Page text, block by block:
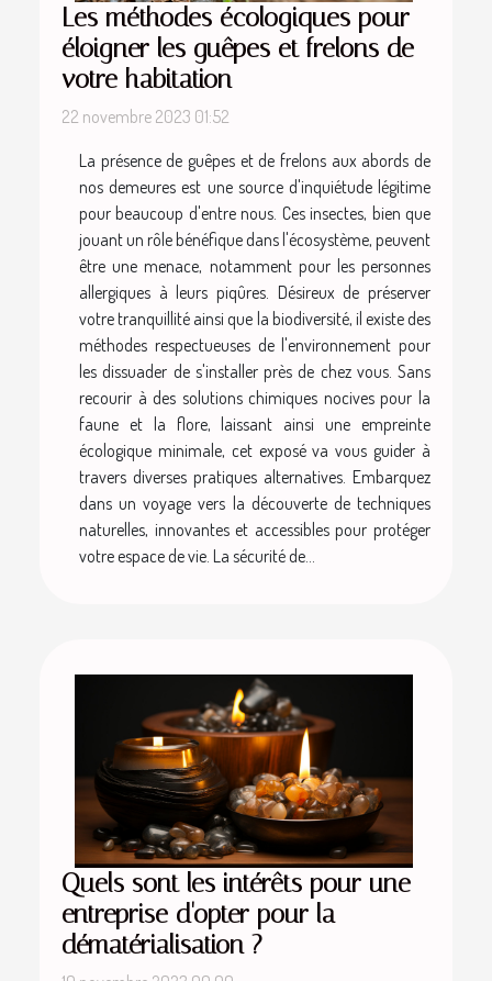
Les méthodes écologiques pour
éloigner les guêpes et frelons de
votre habitation
22 novembre 2023 01:52
La présence de guêpes et de frelons aux abords de
nos demeures est une source d'inquiétude légitime
pour beaucoup d'entre nous. Ces insectes, bien que
jouant un rôle bénéfique dans l'écosystème, peuvent
être une menace, notamment pour les personnes
allergiques à leurs piqûres. Désireux de préserver
votre tranquillité ainsi que la biodiversité, il existe des
méthodes respectueuses de l'environnement pour
les dissuader de s'installer près de chez vous. Sans
recourir à des solutions chimiques nocives pour la
faune et la flore, laissant ainsi une empreinte
écologique minimale, cet exposé va vous guider à
travers diverses pratiques alternatives. Embarquez
dans un voyage vers la découverte de techniques
naturelles, innovantes et accessibles pour protéger
votre espace de vie. La sécurité de...
Quels sont les intérêts pour une
entreprise d'opter pour la
dématérialisation ?